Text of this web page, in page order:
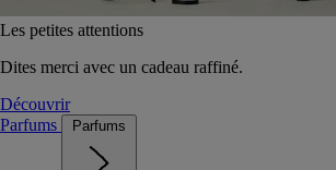
Les petites attentions
Dites merci avec un cadeau raffiné.
Découvrir
Parfums
Parfums